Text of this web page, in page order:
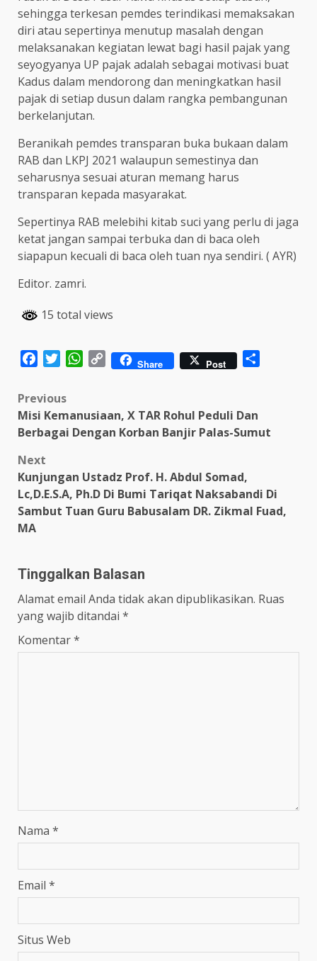
sehingga terkesan pemdes terindikasi memaksakan
diri atau sepertinya menutup masalah dengan
melaksanakan kegiatan lewat bagi hasil pajak yang
seyogyanya UP pajak adalah sebagai motivasi buat
Kadus dalam mendorong dan meningkatkan hasil
pajak di setiap dusun dalam rangka pembangunan
berkelanjutan.
Beranikah pemdes transparan buka bukaan dalam
RAB dan LKPJ 2021 walaupun semestinya dan
seharusnya sesuai aturan memang harus
transparan kepada masyarakat.
Sepertinya RAB melebihi kitab suci yang perlu di jaga
ketat jangan sampai terbuka dan di baca oleh
siapapun kecuali di baca oleh tuan nya sendiri. ( AYR)
Editor. zamri.
15 total views
FacebookTwitterWhatsApp
Copy Share Post
Post
navigation
Previous
Misi Kemanusiaan, X TAR Rohul Peduli Dan
Berbagai Dengan Korban Banjir Palas-Sumut
Next
Kunjungan Ustadz Prof. H. Abdul Somad,
Lc,D.E.S.A, Ph.D Di Bumi Tariqat Naksabandi Di
Sambut Tuan Guru Babusalam DR. Zikmal Fuad,
MA
Tinggalkan Balasan
Alamat email Anda tidak akan dipublikasikan. Ruas
yang wajib ditandai *
Komentar*
Nama *
Email *
Situs Web